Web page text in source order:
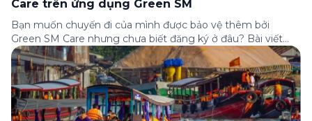
Care trên ứng dụng Green SM
Bạn muốn chuyến đi của mình được bảo vệ thêm bởi
Green SM Care nhưng chưa biết đăng ký ở đâu? Bài viết
dưới đây sẽ hướng dẫn chi tiết cách tham gia (và hủy tham
gia) gói bảo hiểm này ngay trên ứng dụng Green SM, cùng
những lưu ý quan trọng trước khi […]